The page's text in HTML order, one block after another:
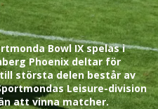
Bowl IX spelas i
Phoenix deltar för
största delen består av
Leisure-division
att vinna matcher.